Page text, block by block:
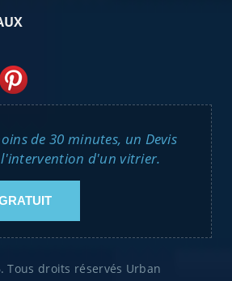
de 30 minutes, un Devis
d'un vitrier.
Tous droits réservés Urban